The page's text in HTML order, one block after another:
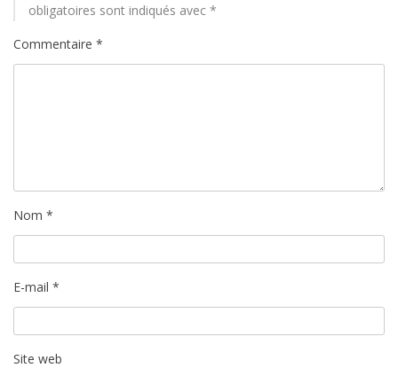
obligatoires sont indiqués avec *
Commentaire *
Nom *
E-mail *
Site web